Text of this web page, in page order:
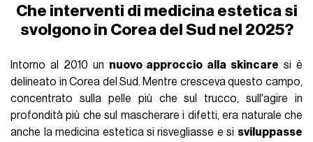
Che interventi di medicina estetica si
svolgono in Corea del Sud nel 2025?
Intorno al 2010 un nuovo approccio alla skincare si è
delineato in Corea del Sud. Mentre cresceva questo campo,
concentrato sulla pelle più che sul trucco, sull'agire in
profondità più che sul mascherare i difetti, era naturale che
anche la medicina estetica si risvegliasse e si sviluppasse